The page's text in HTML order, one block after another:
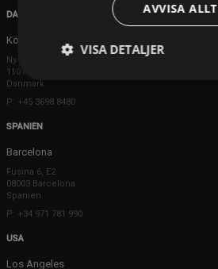
DANMARK
Köpenhamn
Ny Østergade 20
1101 København K
Danmark
P: +45 3698 8480
SPANIEN
Barcelona
Fusina 6, E2
08003 Barcelona
Spanien
P: +34 971 781 990
USA
Los Angeles
AVVISA ALLT
VISA DETALJER